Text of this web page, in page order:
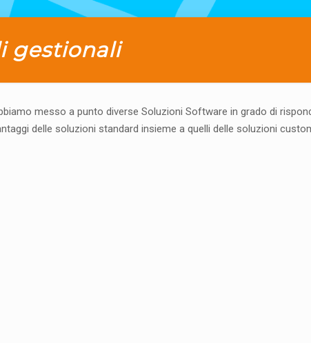
gestionali
messo a punto diverse Soluzioni Software in grado di
delle soluzioni standard insieme a quelli delle soluzioni